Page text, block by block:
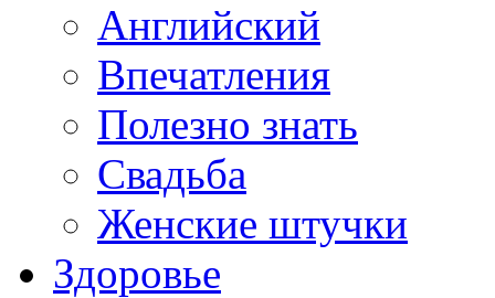
Английский
Впечатления
Полезно знать
Свадьба
Женские штучки
Здоровье